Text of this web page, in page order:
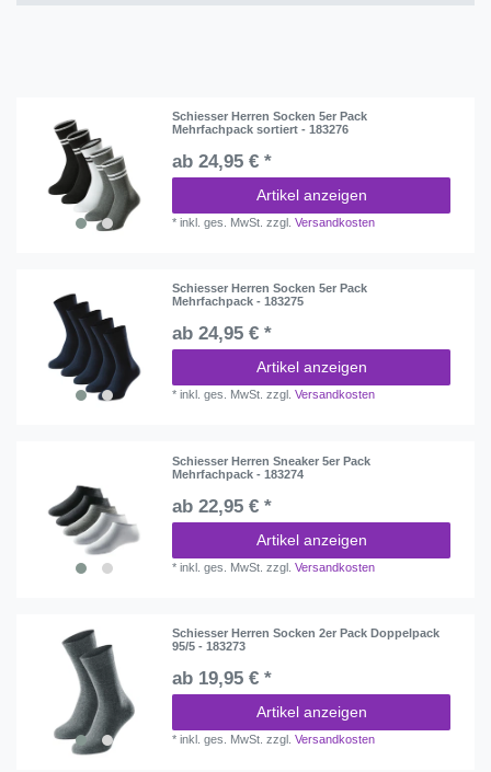
Schiesser Herren Socken 5er Pack
Mehrfachpack sortiert - 183276
ab 24,95 € *
Artikel anzeigen
*inkl. ges. MwSt. zzgl.Versandkosten
Schiesser Herren Socken 5er Pack
Mehrfachpack - 183275
ab 24,95 € *
Artikel anzeigen
*inkl. ges. MwSt. zzgl.Versandkosten
Schiesser Herren Sneaker 5er Pack
Mehrfachpack - 183274
ab 22,95 € *
Artikel anzeigen
*inkl. ges. MwSt. zzgl.Versandkosten
Schiesser Herren Socken 2er Pack Doppelpack
95/5 - 183273
ab 19,95 € *
Artikel anzeigen
*inkl. ges. MwSt. zzgl.Versandkosten